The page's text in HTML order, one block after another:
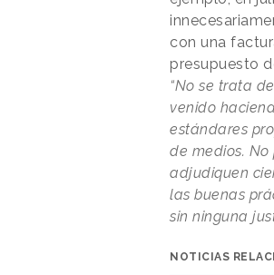
con una
presupuesto
“No se trata
venido
estándares
de medios. No
adjudiquen
las buenas
sin ninguna
NOTICIAS